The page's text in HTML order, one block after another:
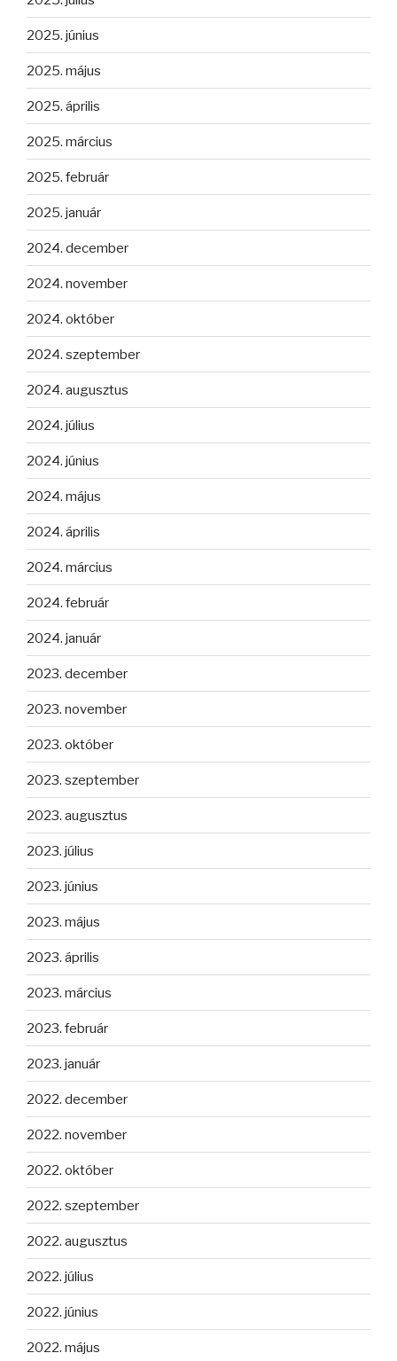
2025. június
2025. május
2025. április
2025. március
2025. február
2025. január
2024. december
2024. november
2024. október
2024. szeptember
2024. augusztus
2024. július
2024. június
2024. május
2024. április
2024. március
2024. február
2024. január
2023. december
2023. november
2023. október
2023. szeptember
2023. augusztus
2023. július
2023. június
2023. május
2023. április
2023. március
2023. február
2023. január
2022. december
2022. november
2022. október
2022. szeptember
2022. augusztus
2022. július
2022. június
2022. május